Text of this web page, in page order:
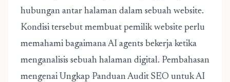
hubungan antar halaman dalam sebuah website.
Kondisi tersebut membuat pemilik website perlu
memahami bagaimana AI agents bekerja ketika
menganalisis sebuah halaman digital. Pembahasan
mengenai Ungkap Panduan Audit SEO untuk AI